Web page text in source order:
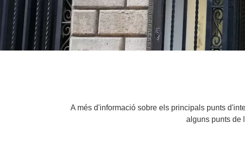
A més d'informació sobre els principals punts
alguns punts de